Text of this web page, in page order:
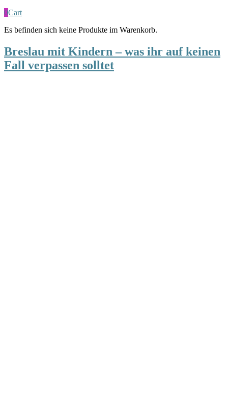
0Cart
Es befinden sich keine Produkte im Warenkorb.
Breslau mit Kindern – was ihr auf keinen
Fall verpassen solltet